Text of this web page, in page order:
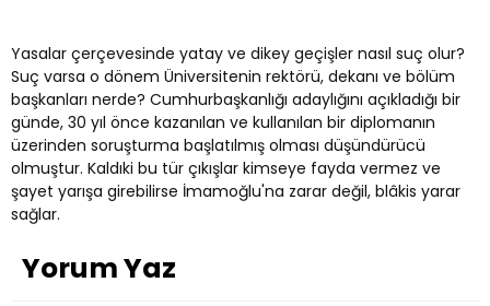
Yasalar çerçevesinde yatay ve dikey geçişler nasıl suç olur?
Suç varsa o dönem Üniversitenin rektörü, dekanı ve bölüm
başkanları nerde? Cumhurbaşkanlığı adaylığını açıkladığı bir
günde, 30 yıl önce kazanılan ve kullanılan bir diplomanın
üzerinden soruşturma başlatılmış olması düşündürücü
olmuştur. Kaldıki bu tür çıkışlar kimseye fayda vermez ve
şayet yarışa girebilirse İmamoğlu'na zarar değil, blâkis yarar
sağlar.
Yorum Yaz